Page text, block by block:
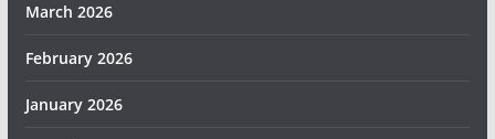
March 2026
February 2026
January 2026